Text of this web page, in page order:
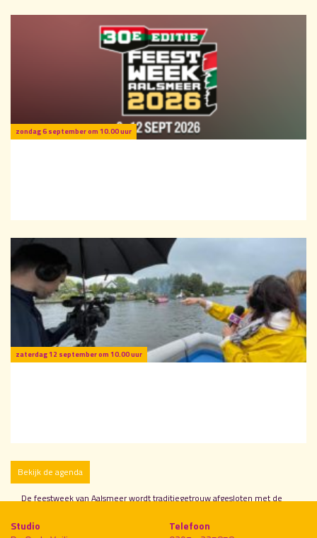
Zwembad De Waterlelie - Kom lekker zwemmen
in de zomervakantie
Is het buitenbad geopend of kom je binnen zwemmen bij Zwembad De
zondag 6 september om 10.00 uur
Feestweek Aalsmeer
De legendarische jaarlijkse feestweek van Aalsmeer komt er weer aan!
zaterdag 12 september om 10.00 uur
Pramenrace
De feestweek van Aalsmeer wordt traditiegetrouw afgesloten met de
Bekijk de agenda
Studio
Telefoon